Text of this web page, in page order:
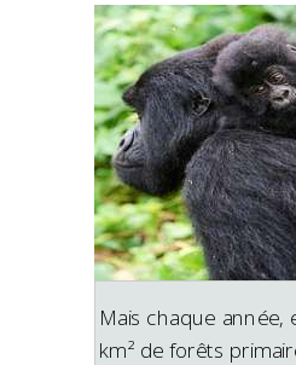
Mais chaque année,
km² de forêts